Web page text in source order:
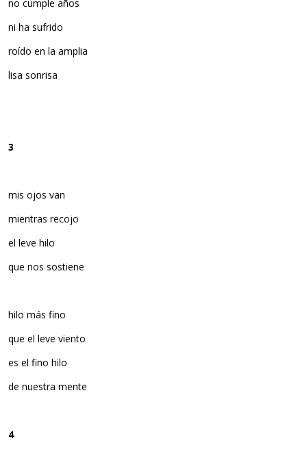
no cumple años
ni ha sufrido
roído en la amplia
lisa sonrisa
3
mis ojos van
mientras recojo
el leve hilo
que nos sostiene
hilo más fino
que el leve viento
es el fino hilo
de nuestra mente
4